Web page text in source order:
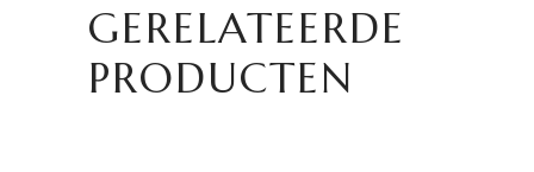
GERELATEERDE
PRODUCTEN